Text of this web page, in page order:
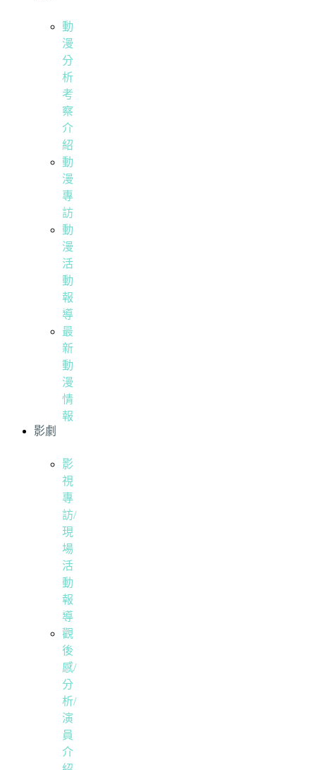
動
漫
分
析
考
察
介
紹
動
漫
專
訪
動
漫
活
動
報
導
最
新
動
漫
情
報
影劇
影
視
專
訪/
現
場
活
動
報
導
觀
後
感/
分
析/
演
員
介